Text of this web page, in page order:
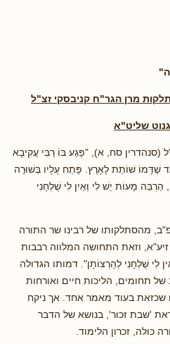
מרן הגר"ח קניבסקי זצ"ל
שליט"א
(סנהדרין סח, א), "פָּגַע בּוֹ רַבִּי עֲקִיבָא
שֶׁדָּמוֹ שׁוֹתֵת לָאָרֶץ. פָּתַח עָלָיו בְּשׁוּרָה
מָעוֹת יֵשׁ לִי וְאֵין לִי שֻׁלְחָנִי
מהסתלקותו של רבינו שר התורה
וזאת התחושה המלווה רבבות
לִי שֻׁלְחָנִי לְהַרְצוֹתָן". דמותו הגדולה
של תחומים, הליכות חיים ואורחות
שכזאת בעוד מאמר אחד. אך ניקח
'שבת זכור', בנושא של הדבר
כולה, זכרון הלימוד.